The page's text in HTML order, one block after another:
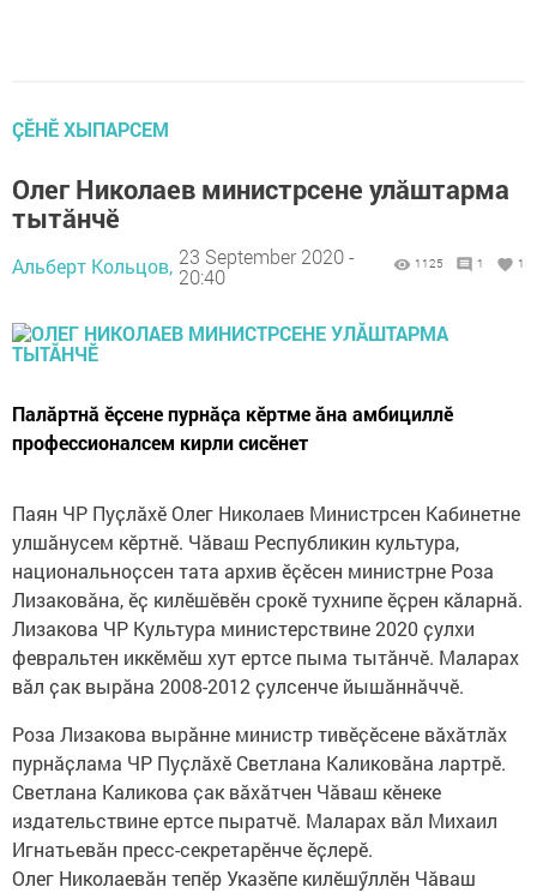
ÇӖНӖ ХЫПАРСЕМ
Олег Николаев министрсене улӑштарма
тытӑнчӗ
Альберт Кольцов, 23 September 2020 -
20:40
1125 1 1
Палӑртнӑ ӗҫсене пурнӑҫа кӗртме ӑна амбициллӗ
профессионалсем кирли сисӗнет
Паян ЧР Пуҫлӑхӗ Олег Николаев Министрсен Кабинетне
улшӑнусем кӗртнӗ. Чӑваш Республикин культура,
национальноҫсен тата архив ӗҫӗсен министрне Роза
Лизаковӑна, ӗҫ килӗшӗвӗн срокӗ тухнипе ӗҫрен кӑларнӑ.
Лизакова ЧР Культура министерствине 2020 ҫулхи
февральтен иккӗмӗш хут ертсе пыма тытӑнчӗ. Маларах
вӑл ҫак вырӑна 2008-2012 ҫулсенче йышӑннӑччӗ.
Роза Лизакова вырӑнне министр тивӗҫӗсене вӑхӑтлӑх
пурнӑҫлама ЧР Пуҫлӑхӗ Светлана Каликовӑна лартрӗ.
Светлана Каликова ҫак вӑхӑтчен Чӑваш кӗнеке
издательствине ертсе пыратчӗ. Маларах вӑл Михаил
Игнатьевӑн пресс-секретарӗнче ӗҫлерӗ.
Олег Николаевӑн тепӗр Указӗпе килӗшӳллӗн Чӑваш